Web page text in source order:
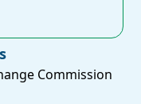
Commission